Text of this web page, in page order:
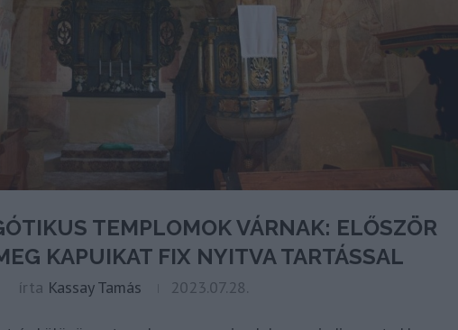
TEMPLOMOK VÁRNAK: ELŐSZÖR
KAPUIKAT FIX NYITVA TARTÁSSAL
írta Kassay Tamás 2023.07.28.